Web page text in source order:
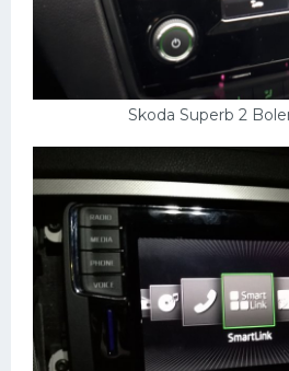
Skoda Superb 2